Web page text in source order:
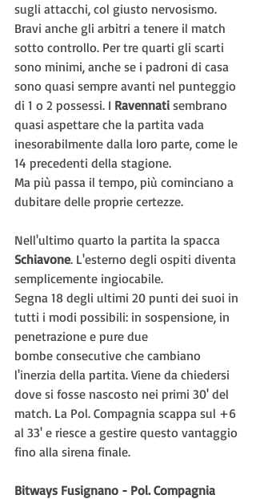
sugli attacchi, col giusto nervosismo.
Bravi anche gli arbitri a tenere il match
sotto controllo. Per tre quarti gli scarti
sono minimi, anche se i padroni di casa
sono quasi sempre avanti nel punteggio
di 1 o 2 possessi. I Ravennati sembrano
quasi aspettare che la partita vada
inesorabilmente dalla loro parte, come le
14 precedenti della stagione.
Ma più passa il tempo, più cominciano a
dubitare delle proprie certezze.
Nell'ultimo quarto la partita la spacca
Schiavone. L'esterno degli ospiti diventa
semplicemente ingiocabile.
Segna 18 degli ultimi 20 punti dei suoi in
tutti i modi possibili: in sospensione, in
penetrazione e pure due
bombe consecutive che cambiano
l'inerzia della partita. Viene da chiedersi
dove si fosse nascosto nei primi 30' del
match. La Pol. Compagnia scappa sul +6
al 33' e riesce a gestire questo vantaggio
fino alla sirena finale.
Bitways Fusignano - Pol. Compagnia